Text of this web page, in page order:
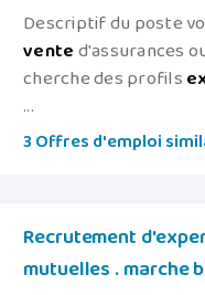
Descriptif du poste
vented'assurances
cherche des profils
...
3 Offres d'emploi
Recrutement
mutuelles . marche